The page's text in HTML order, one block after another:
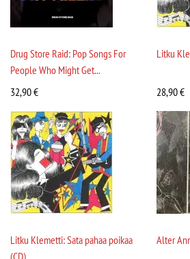
Drug Store Raid: Pop Songs For
People Who Might Get...
32,90€
Litku
28,90€
Litku Klemetti: Sata pahaa poikaa
(CD)
Alter